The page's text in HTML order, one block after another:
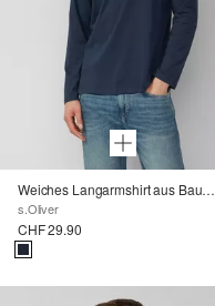
Weiches Langarmshirt aus Baumwolle
s.Oliver
CHF 29.90